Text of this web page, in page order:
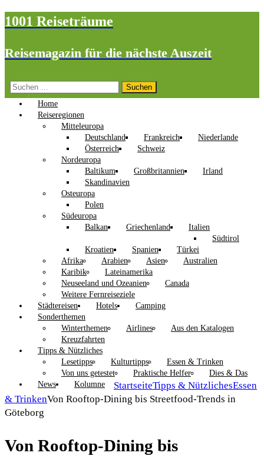
1001 Reiseträume
Reisemagazin für die nächste Auszeit
Suchen
nach:
Home
Reiseregionen
Mitteleuropa
Deutschland
Frankreich
Niederlande
Österreich
Schweiz
Nordeuropa
Baltikum
Großbritannien
Irland
Skandinavien
Osteuropa
Polen
Südeuropa
Balkan
Griechenland
Italien
Südtirol
Kroatien
Spanien
Türkei
Afrika
Arabien Asien
Australien
Karibik
Lateinamerika
Neuseeland und Ozeanien
Canada
Weitere Fernreiseziele
Städtereisen
Hotels
Camping
Sonderthemen
Winterthemen
Airlines
Aus den Katalogen
Kreuzfahrten
Tipps & Nützliches
Lesetipps
Kulturtipps
Essen & Trinken
Von uns getestet
Praktische Helfer
Dies & Das
News
Kolumne StartseiteTipps & NützlichesEssen
& TrinkenVon Rooftop-Dining bis Streetfood-Trends in
Göteborg
Von Rooftop-Dining bis